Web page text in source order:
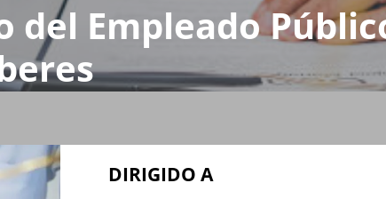
del Empleado
DIRIGIDO A